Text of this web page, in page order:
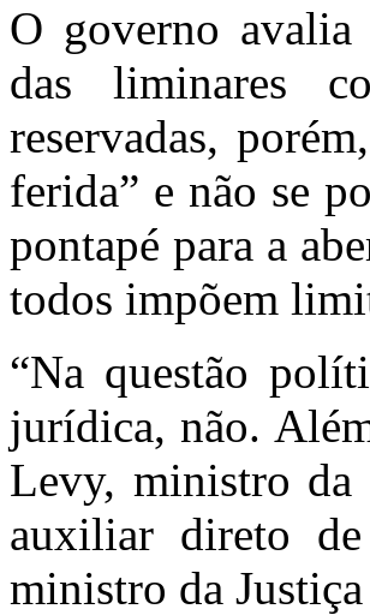
O governo avalia
das liminares
reservadas,
ferida” e não se
pontapé para a
todos impõem
“Na questão
jurídica, não.
Levy, ministro da
auxiliar direto
ministro da